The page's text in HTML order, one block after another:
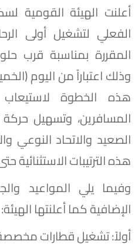
​أعلنت الهيئة القومية
الفعلي لتشغيل أولى
المقررة بمناسبة قرب
هذه الخطوة لاستيعاب
المسافرين، وتسهيل
الصعيد والاتحاد النوعي
هذه الترتيبات الاستثنائية حتى يوم 7
​وفيما يلي المواعيد
الإضافية كما أعلنتها الهيئة:
​أولاً: تشغيل قطارات